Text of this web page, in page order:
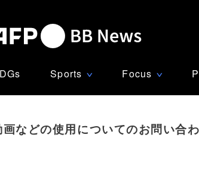
Sports ∨ Focus ∨
などの使用についてのお問い合